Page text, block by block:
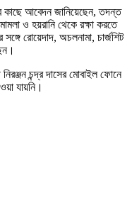
কাছে আবেদন জানিয়েছেন, তদন্ত
ও হয়রানি থেকে রক্ষা করতে
রোয়েদাদ, অচলনামা, চার্জশিট
চন্দ্র দাসের মোবাইল ফোনে
যায়নি।